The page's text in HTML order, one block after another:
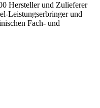
Hersteller und Zulieferer
Leistungserbringer und
Fach- und